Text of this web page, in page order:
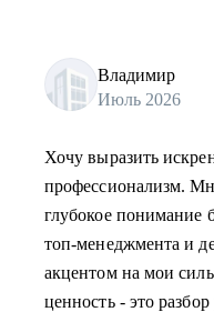
Владимир
Июль 2026
Хочу выразить
профессионализм.
глубокое понимание
топ-менеджмента и
акцентом на мои
ценность - это